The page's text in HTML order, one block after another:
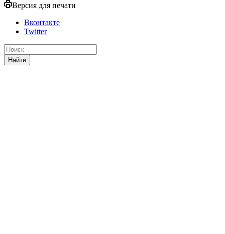
Версия для печати
Вконтакте
Twitter
Найти